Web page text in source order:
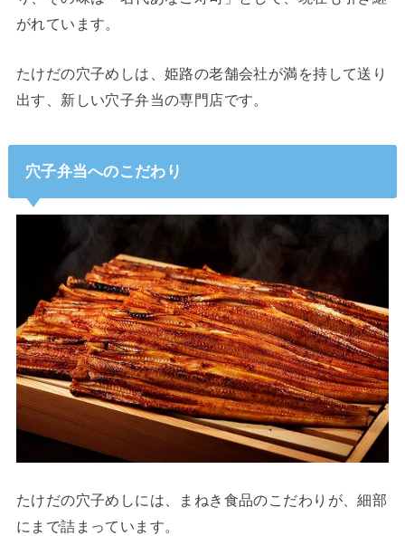
がれています。
たけだの穴子めしは、姫路の老舗会社が満を持して送り
出す、新しい穴子弁当の専門店です。
穴子弁当へのこだわり
たけだの穴子めしには、まねき食品のこだわりが、細部
にまで詰まっています。